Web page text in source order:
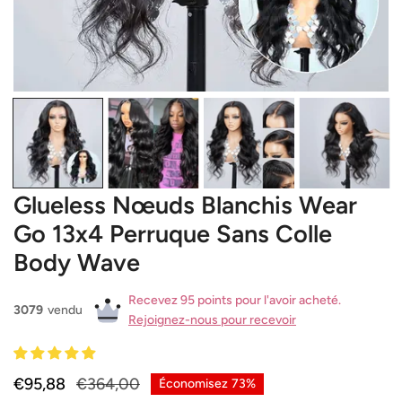
OUVRIR LE MÉDIA DANS LA VUE GALERIE
Glueless Nœuds Blanchis Wear
Go 13x4 Perruque Sans Colle
Body Wave
3079 vendu
Recevez 95 points pour l'avoir acheté.
Rejoignez-nous pour recevoir
Prix
€95,88
Prix
€364,00 Économisez 73%